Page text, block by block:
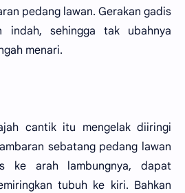
pedang lawan. Gerakan gadis
indah, sehingga tak ubahnya
menari.
cantik itu mengelak diiringi
sebatang pedang lawan
ke arah lambungnya, dapat
tubuh ke kiri. Bahkan